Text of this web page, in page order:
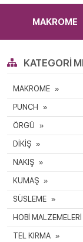
MAKROME
KATEGORI
MAKROME
PUNCH
ÖRGÜ
DİKİŞ
NAKIŞ
KUMAŞ
SÜSLEME
HOBİ MALZEMELERİ
TEL KIRMA